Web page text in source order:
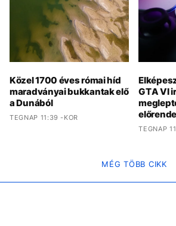
Közel 1700 éves római híd
maradványai bukkantak elő
a Dunából
TEGNAP 11:39 -KOR
GTA VI
TEGNAP
MÉG TÖBB CIKK